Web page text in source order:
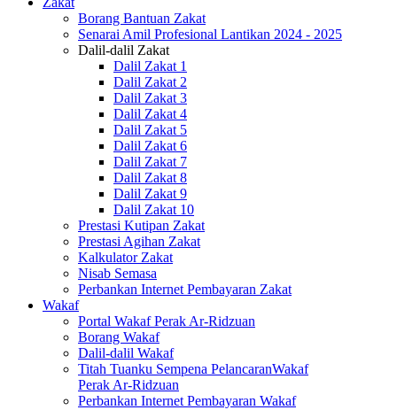
Borang Bantuan Zakat
Senarai Amil Profesional Lantikan 2024 - 2025
Dalil-dalil Zakat
Dalil Zakat 1
Dalil Zakat 2
Dalil Zakat 3
Dalil Zakat 4
Dalil Zakat 5
Dalil Zakat 6
Dalil Zakat 7
Dalil Zakat 8
Dalil Zakat 9
Dalil Zakat 10
Prestasi Kutipan Zakat
Prestasi Agihan Zakat
Kalkulator Zakat
Nisab Semasa
Perbankan Internet Pembayaran Zakat
Wakaf
Portal Wakaf Perak Ar-Ridzuan
Borang Wakaf
Dalil-dalil Wakaf
Titah Tuanku Sempena PelancaranWakaf
Perak Ar-Ridzuan
Perbankan Internet Pembayaran Wakaf